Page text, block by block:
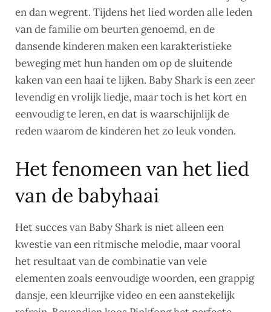
en dan wegrent. Tijdens het lied worden alle leden
van de familie om beurten genoemd, en de
dansende kinderen maken een karakteristieke
beweging met hun handen om op de sluitende
kaken van een haai te lijken. Baby Shark is een zeer
levendig en vrolijk liedje, maar toch is het kort en
eenvoudig te leren, en dat is waarschijnlijk de
reden waarom de kinderen het zo leuk vonden.
Het fenomeen van het lied
van de babyhaai
Het succes van Baby Shark is niet alleen een
kwestie van een ritmische melodie, maar vooral
het resultaat van de combinatie van vele
elementen zoals eenvoudige woorden, een grappig
dansje, een kleurrijke video en een aanstekelijk